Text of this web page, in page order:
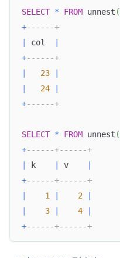
SELECT * FROM unnest (
+------+
col
+------+
23
24
+------+
SELECT * FROM unnest (
+------+------+
k v
+------+------+
1 2
3 4
+------+------+